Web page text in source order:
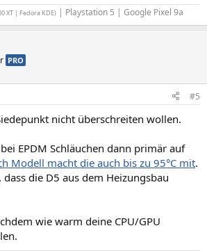
XT | Fedora KDE) | Playstation 5 | Google Pixel 9a​
PRO
#5
nicht überschreiten wollen.
EPDM Schläuchen dann primär auf
Modell macht die auch bis zu 95°C mit.
die D5 aus dem Heizungsbau
wie warm deine CPU/GPU